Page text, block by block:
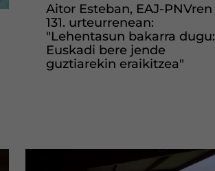
Aitor Esteban, EAJ-PNVren
131. urteurrenean:
"Lehentasun bakarra dugu:
Euskadi bere jende
guztiarekin eraikitzea"